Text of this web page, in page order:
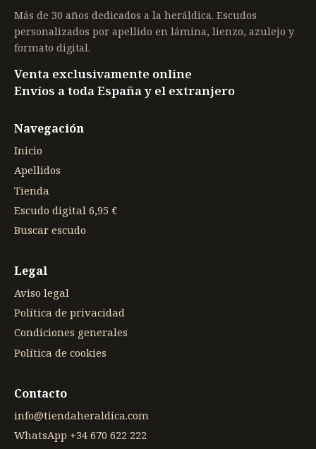
Más de 30 años dedicados a la heráldica. Escudos
personalizados por apellido en lámina, lienzo, azulejo y
formato digital.
Venta exclusivamente online
Envíos a toda España y el extranjero
Navegación
Inicio
Apellidos
Tienda
Escudo digital 6,95 €
Buscar escudo
Legal
Aviso legal
Política de privacidad
Condiciones generales
Política de cookies
Contacto
info@tiendaheraldica.com
WhatsApp +34 670 622 222